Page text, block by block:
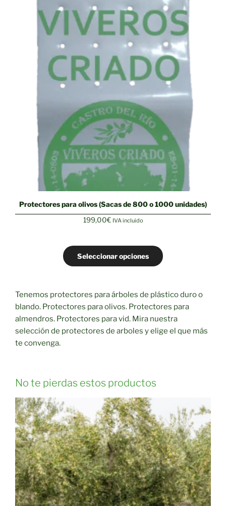
Protectores para olivos (Sacas de 800 o 1000 unidades)
199,00€ IVA incluido
Seleccionar opciones
Tenemos protectores para árboles de plástico duro o
blando. Protectores para olivos. Protectores para
almendros. Protectores para vid. Mira nuestra
selección de protectores de arboles y elige el que más
te convenga.
No te pierdas estos productos